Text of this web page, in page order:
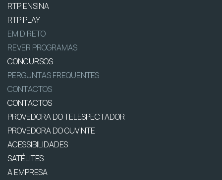
RTP ENSINA
RTP PLAY
EM DIRETO
REVER PROGRAMAS
CONCURSOS
PERGUNTAS FREQUENTES
CONTACTOS
CONTACTOS
PROVEDORA DO TELESPECTADOR
PROVEDORA DO OUVINTE
ACESSIBILIDADES
SATÉLITES
A EMPRESA